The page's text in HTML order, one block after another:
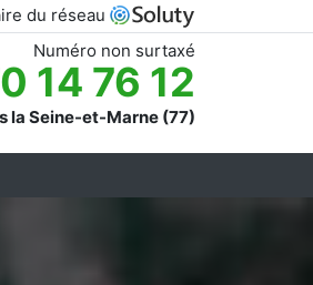
du réseau
Numéro non surtaxé
14 76 12
la Seine-et-Marne (77)